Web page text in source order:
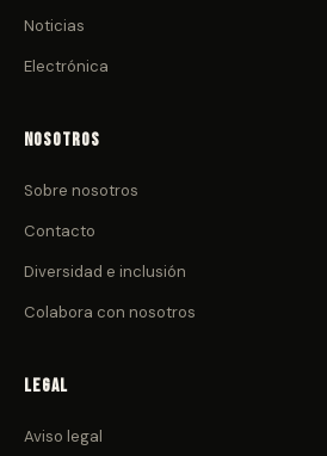
Noticias
Electrónica
Nosotros
Sobre nosotros
Contacto
Diversidad e inclusión
Colabora con nosotros
Legal
Aviso legal